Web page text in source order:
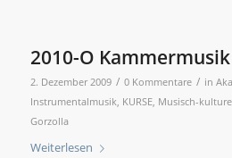
2010-O Kammermusik
2. Dezember 2009 / 0 Kommentare / in
Instrumentalmusik, KURSE, Musisch-
Gorzolla
Weiterlesen